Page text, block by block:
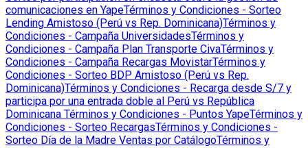
comunicaciones en YapeTérminos y Condiciones - Sorteo
Lending Amistoso (Perú vs Rep. Dominicana)Términos y
Condiciones - Campaña UniversidadesTérminos y
Condiciones - Campaña Plan Transporte CivaTérminos y
Condiciones - Campaña Recargas MovistarTérminos y
Condiciones - Sorteo BDP Amistoso (Perú vs Rep.
Dominicana)Términos y Condiciones - Recarga desde S/7 y
participa por una entrada doble al Perú vs República
Dominicana Términos y Condiciones - Puntos YapeTérminos y
Condiciones - Sorteo RecargasTérminos y Condiciones -
Sorteo Día de la Madre Ventas por CatálogoTérminos y